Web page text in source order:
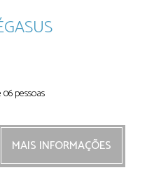
pessoas
MAIS INFORMAÇÕES